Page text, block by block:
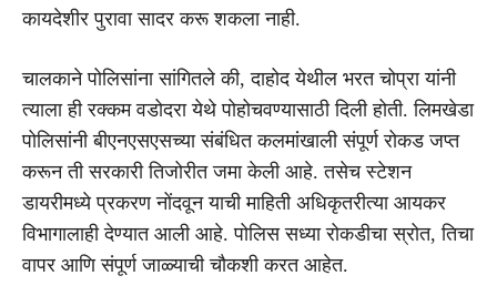
कायदेशीर पुरावा सादर करू शकला नाही.
चालकाने पोलिसांना सांगितले की, दाहोद येथील भरत चोप्रा यांनी
त्याला ही रक्कम वडोदरा येथे पोहोचवण्यासाठी दिली होती. लिमखेडा
पोलिसांनी बीएनएसएसच्या संबंधित कलमांखाली संपूर्ण रोकड जप्त
करून ती सरकारी तिजोरीत जमा केली आहे. तसेच स्टेशन
डायरीमध्ये प्रकरण नोंदवून याची माहिती अधिकृतरीत्या आयकर
विभागालाही देण्यात आली आहे. पोलिस सध्या रोकडीचा स्रोत, तिचा
वापर आणि संपूर्ण जाळ्याची चौकशी करत आहेत.